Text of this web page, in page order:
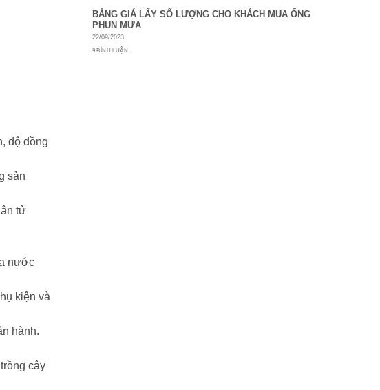
độ đồng
sản
tử
nước
kiện và
hành.
cây
BẢNG GIÁ LẤY SỐ LƯỢNG CHO KHÁCH MUA ỐNG
PHUN MƯA
22/09/2023
9 BÌNH LUẬN